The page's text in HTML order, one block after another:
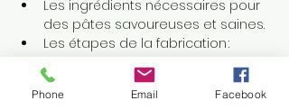
Les ingrédients nécessaires pour
des pâtes savoureuses et saines.
Les étapes de la fabrication :
pétrissage, façonnage et
découpe.
Des techniques amusantes pour
Phone Email Facebook